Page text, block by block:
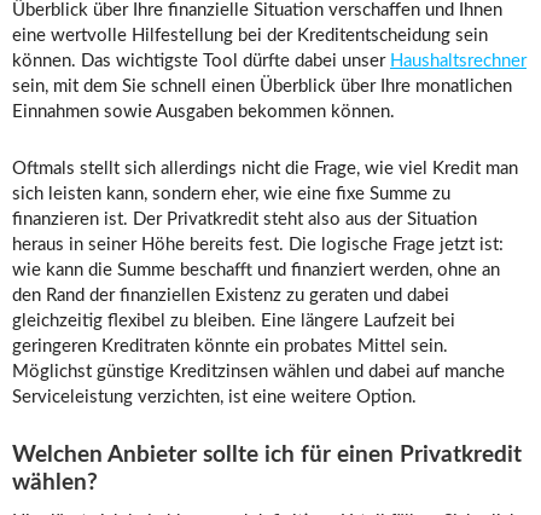
Überblick über Ihre finanzielle Situation verschaffen und Ihnen
eine wertvolle Hilfestellung bei der Kreditentscheidung sein
können. Das wichtigste Tool dürfte dabei unser Haushaltsrechner
sein, mit dem Sie schnell einen Überblick über Ihre monatlichen
Einnahmen sowie Ausgaben bekommen können.
Oftmals stellt sich allerdings nicht die Frage, wie viel Kredit man
sich leisten kann, sondern eher, wie eine fixe Summe zu
finanzieren ist. Der Privatkredit steht also aus der Situation
heraus in seiner Höhe bereits fest. Die logische Frage jetzt ist:
wie kann die Summe beschafft und finanziert werden, ohne an
den Rand der finanziellen Existenz zu geraten und dabei
gleichzeitig flexibel zu bleiben. Eine längere Laufzeit bei
geringeren Kreditraten könnte ein probates Mittel sein.
Möglichst günstige Kreditzinsen wählen und dabei auf manche
Serviceleistung verzichten, ist eine weitere Option.
Welchen Anbieter sollte ich für einen Privatkredit
wählen?